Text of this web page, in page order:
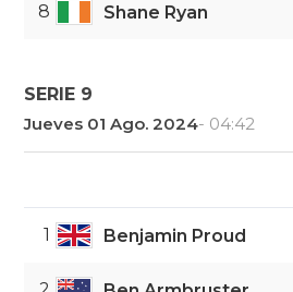
8 Shane Ryan
SERIE 9
Jueves 01 Ago. 2024- 04:42
1 Benjamin Proud